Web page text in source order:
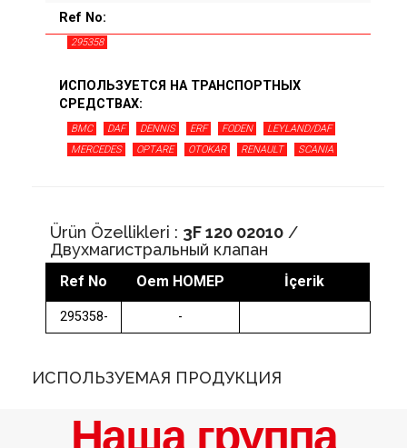
Ref No:
295358
ИСПОЛЬЗУЕТСЯ НА ТРАНСПОРТНЫХ
СРЕДСТВАХ:
BMC DAF DENNIS ERF FODEN
LEYLAND/DAF
MERCEDES
OPTARE OTOKAR RENAULT
SCANIA
Ürün Özellikleri : 3F 120 02010 /
Двухмагистральный клапан
Ref No Oem НОМЕР İçerik
295358- -
ИСПОЛЬЗУЕМАЯ ПРОДУКЦИЯ
Наша группа